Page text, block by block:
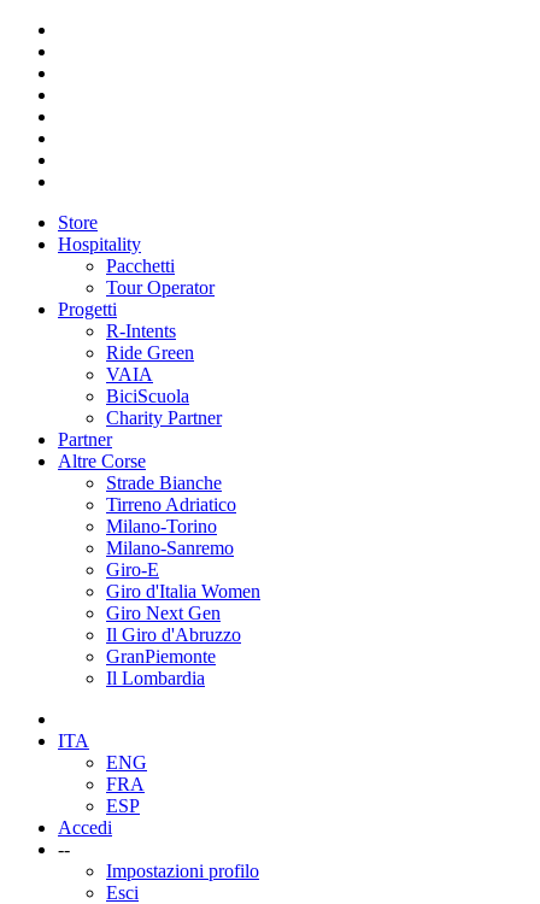
Store
Hospitality
Pacchetti
Tour Operator
Progetti
R-Intents
Ride Green
VAIA
BiciScuola
Charity Partner
Partner
Altre Corse
Strade Bianche
Tirreno Adriatico
Milano-Torino
Milano-Sanremo
Giro-E
Giro d'Italia Women
Giro Next Gen
Il Giro d'Abruzzo
GranPiemonte
Il Lombardia
ITA
ENG
FRA
ESP
Accedi
--
Impostazioni profilo
Esci